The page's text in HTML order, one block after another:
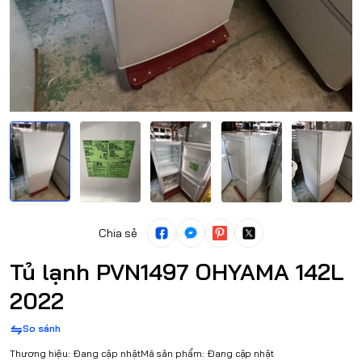
Chia sẻ
Tủ lạnh PVN1497 OHYAMA 142L
2022
So sánh
Thương hiệu: Đang cập nhậtMã sản phẩm: Đang cập nhật